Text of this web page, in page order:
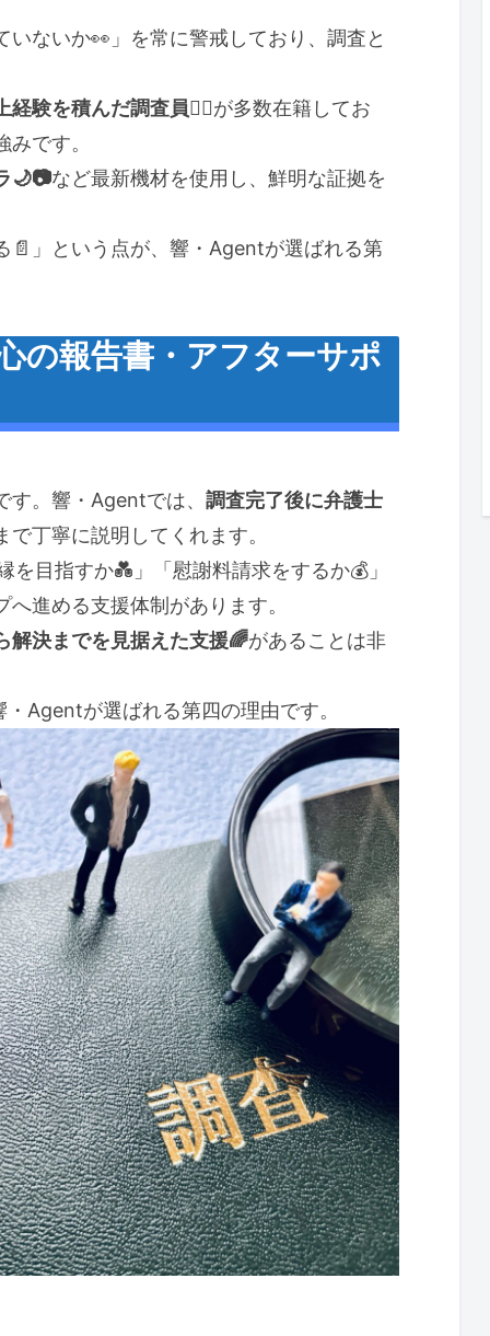
ないか👀」を常に警戒しており、調査と
験を積んだ調査員👮‍♂️が多数在籍してお
です。
🌙📷など最新機材を使用し、鮮明な証拠を
📄」という点が、響・Agentが選ばれる第
の報告書・アフターサポ
。響・Agentでは、 調査完了後に弁護士
丁寧に説明してくれます。
目指すか💑」「慰謝料請求をするか💰」
進める支援体制があります。
解決までを見据えた支援🌈があることは非
Agentが選ばれる第四の理由です。